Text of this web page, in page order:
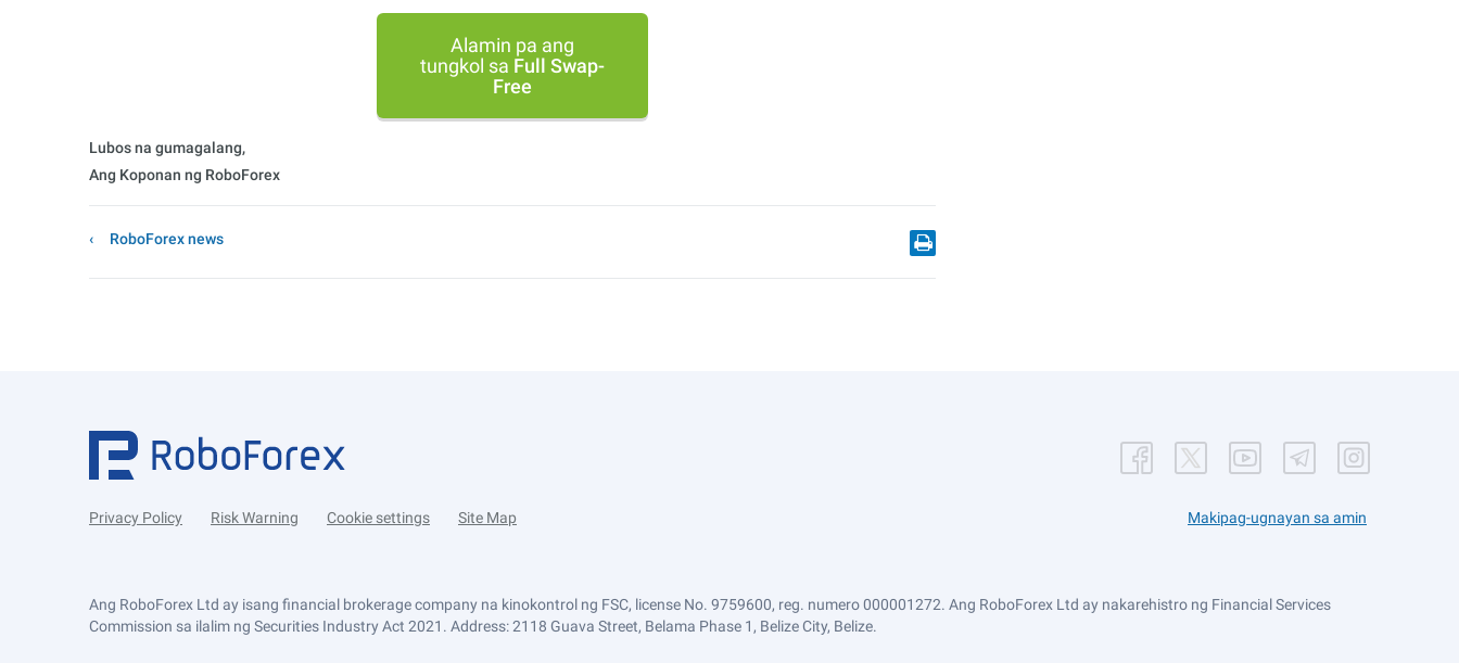
Alamin pa ang
tungkol sa Full Swap-
Free
Lubos na gumagalang,
Ang Koponan ng RoboForex
RoboForex news
Privacy Policy Risk Warning Cookie settings Site Map Makipag-ugnayan sa amin
Ang RoboForex Ltd ay isang financial brokerage company na kinokontrol ng FSC, license No. 9759600, reg. numero 000001272. Ang RoboForex Ltd ay nakarehistro ng Financial Services
Commission sa ilalim ng Securities Industry Act 2021. Address: 2118 Guava Street, Belama Phase 1, Belize City, Belize.